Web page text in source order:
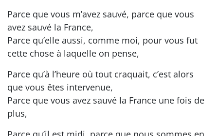
Parce que vous m’avez sauvé, parce que vous
avez sauvé la France,
Parce qu’elle aussi, comme moi, pour vous fut
cette chose à laquelle on pense,
Parce qu’à l’heure où tout craquait, c’est alors
que vous êtes intervenue,
Parce que vous avez sauvé la France une fois de
plus,